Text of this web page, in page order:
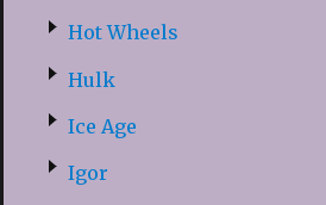
Hot Wheels
Hulk
Ice Age
Igor